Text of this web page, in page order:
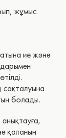
жұмыс
ие және
сақталуына
болады.
қаланың